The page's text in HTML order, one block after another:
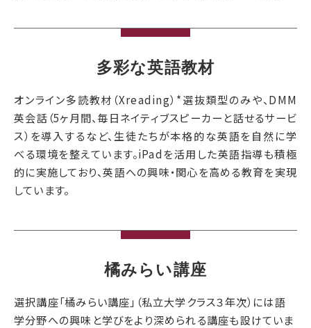
多彩な英語教材
オンライン多読教材（Xreading）*選抜類型のみや、DMM
英会話（5ヶ月間、毎日ネイティブスピーカーと話せるサービ
ス）を導入するなど、生徒たちが本格的な英語を自然に学
べる環境を整えています。iPadを活用した英語指導も積極
的に実施しており、英語への興味・関心を高める教育を実現
しています。
橘みらい講座
選択講座「橘みらい講座」（私立大学クラス３年次）には語
学分野への興味と学びをより深められる講座も設けていま